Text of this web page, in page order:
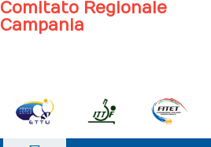
Comitato Regionale
Campania